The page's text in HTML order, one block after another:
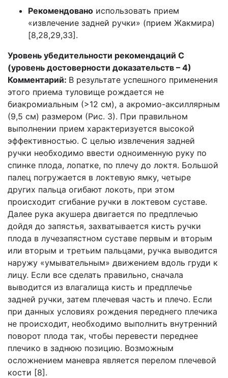
Рекомендовано использовать прием
«извлечение задней ручки» (прием Жакмира)
[8,28,29,33].
Уровень убедительности рекомендаций С
(уровень достоверности доказательств – 4)
Комментарий: В результате успешного применения
этого приема туловище рождается не
биакромиальным (>12 см), а акромио-аксиллярным
(9,5 см) размером (Рис. 3). При правильном
выполнении прием характеризуется высокой
эффективностью. С целью извлечения задней
ручки необходимо ввести одноименную руку по
спинке плода, лопатке, по плечу до локтя. Большой
палец погружается в локтевую ямку, четыре
других пальца огибают локоть, при этом
происходит сгибание ручки в локтевом суставе.
Далее рука акушера двигается по предплечью
дойдя до запястья, захватывается кисть ручки
плода в лучезапястном суставе первым и вторым
или вторым и третьим пальцами, ручка выводится
наружу «умывательным» движением вдоль груди к
лицу. Если все сделать правильно, сначала
выводится из влагалища кисть и предплечье
задней ручки, затем плечевая часть и плечо. Если
при данных условиях рождения переднего плечика
не происходит, необходимо выполнить внутренний
поворот плода так, чтобы перевести переднее
плечико в заднюю позицию. Возможным
осложнением маневра является перелом плечевой
кости [8].